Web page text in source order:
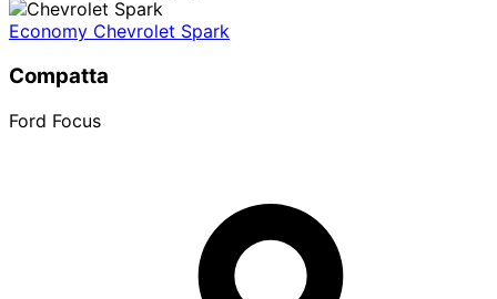
Economy Chevrolet Spark
Compatta
Ford Focus